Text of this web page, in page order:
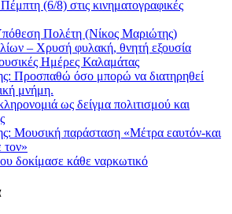
(6/8) στις κινηματογραφικές
Πολέτη (Νίκος Μαριώτης)
– Χρυσή φυλακή, θνητή εξουσία
Ημέρες Καλαμάτας
Προσπαθώ όσο μπορώ να διατηρηθεί
μνήμη.
ως δείγμα πολιτισμού και
Μουσική παράσταση «Μέτρα εαυτόν-και
τον»
δοκίμασε κάθε ναρκωτικό